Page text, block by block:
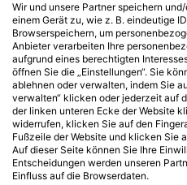
North Quseir, 00000 Quseir,
Ägypten
Tauchplätze in der
Wir und unsere Partner speichern
einem Gerät zu, wie z. B. eindeutige
Browserspeichern, um
Anbieter verarbeiten Ihre
aufgrund eines berechtigten
öffnen Sie die „Einstellungen“. Sie
ablehnen oder verwalten, indem Sie
verwalten“ klicken oder jederzeit auf
der linken unteren Ecke der Website
widerrufen, klicken Sie auf den
Fußzeile der Website und klicken Sie
Auf dieser Seite können Sie Ihre
Entscheidungen werden unseren
Einfluss auf die Browserdaten.